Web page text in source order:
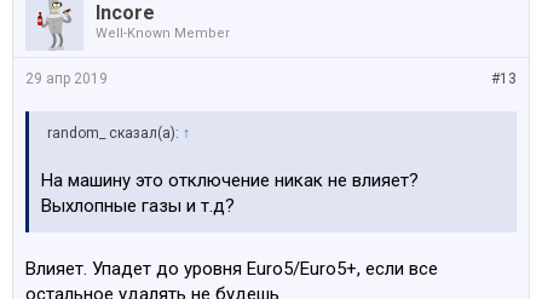
Incore
Well-Known Member
#13
29 апр 2019
random_ сказал(а): ↑
На машину это отключение никак не влияет?
Выхлопные газы и т.д?
Влияет. Упадет до уровня Euro5/Euro5+, если все
остальное удалять не будешь